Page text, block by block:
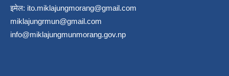
इमेल: ito.miklajungmorang@gmail.com
miklajungrmun@gmail.com
info@miklajungmunmorang.gov.np